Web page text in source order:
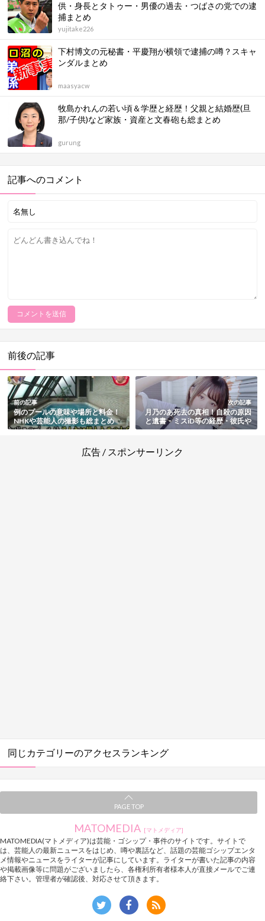
供・身長とタトゥー・男優の過去・つばさの党での逮
捕まとめ
yujitake226
下村博文の元秘書・平慶翔が横領で逮捕の噂？スキャ
ンダルまとめ
maasyacw
牧島かれんの若い頃＆学歴と経歴！父親と結婚歴(旦
那/子供)など家族・資産と文春砲も総まとめ
gurung
記事へのコメント
前後の記事
前の記事
例のプールの意味や場所と料金！
NHKや芸能人の撮影も総まとめ
次の記事
月乃のあ死去の真相！自殺の原因
と遺書・ミスiD等の経歴・彼氏や
日高光啓との関係まとめ
広告 / スポンサーリンク
同じカテゴリーのアクセスランキング
PAGE TOP
MATOMEDIA [マトメディア]
MATOMEDIA(マトメディア)は芸能・ゴシップ・事件のサイトです。サイトで
は、芸能人の最新ニュースをはじめ、噂や裏話など、話題の芸能ゴシップエンタ
メ情報やニュースをライターが記事にしています。ライターが書いた記事の内容
や掲載画像等に問題がございましたら、各権利所有者様本人が直接メールでご連
絡下さい。管理者が確認後、対応させて頂きます。